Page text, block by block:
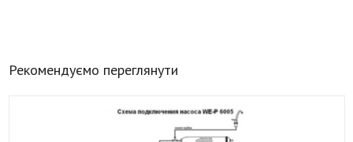
Рекомендуємо переглянути